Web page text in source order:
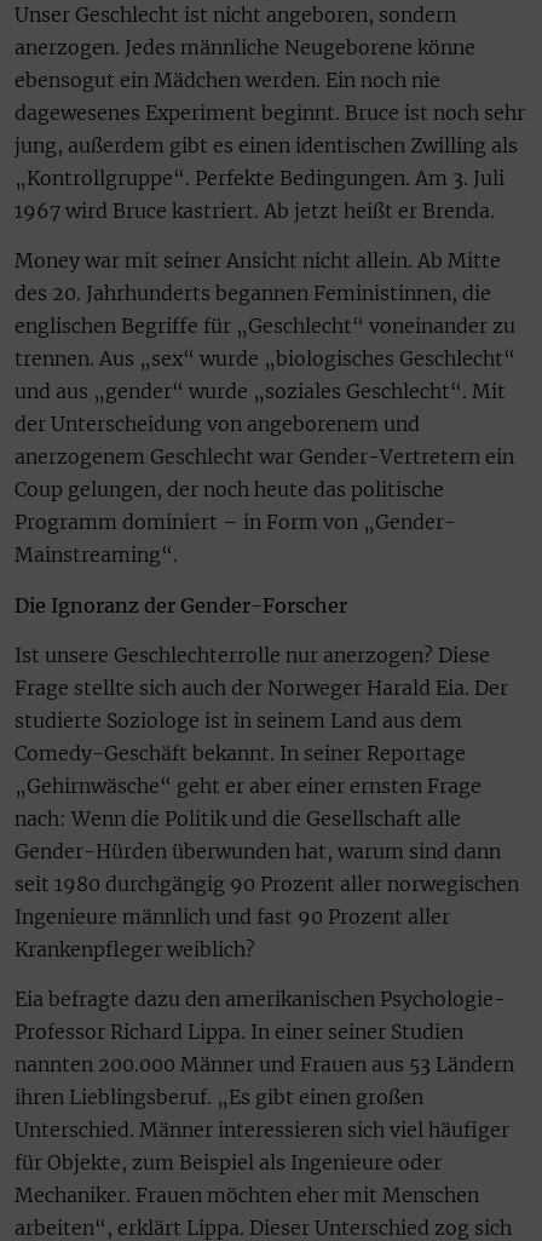
Unser Geschlecht ist nicht angeboren, sondern
anerzogen. Jedes männliche Neugeborene könne
ebensogut ein Mädchen werden. Ein noch nie
dagewesenes Experiment beginnt. Bruce ist noch sehr
jung, außerdem gibt es einen identischen Zwilling als
„Kontrollgruppe“. Perfekte Bedingungen. Am 3. Juli
1967 wird Bruce kastriert. Ab jetzt heißt er Brenda.
Money war mit seiner Ansicht nicht allein. Ab Mitte
des 20. Jahrhunderts begannen Feministinnen, die
englischen Begriffe für „Geschlecht“ voneinander zu
trennen. Aus „sex“ wurde „biologisches Geschlecht“
und aus „gender“ wurde „soziales Geschlecht“. Mit
der Unterscheidung von angeborenem und
anerzogenem Geschlecht war Gender-Vertretern ein
Coup gelungen, der noch heute das politische
Programm dominiert – in Form von „Gender-
Mainstreaming“.
Die Ignoranz der Gender-Forscher
Ist unsere Geschlechterrolle nur anerzogen? Diese
Frage stellte sich auch der Norweger Harald Eia. Der
studierte Soziologe ist in seinem Land aus dem
Comedy-Geschäft bekannt. In seiner Reportage
„Gehirnwäsche“ geht er aber einer ernsten Frage
nach: Wenn die Politik und die Gesellschaft alle
Gender-Hürden überwunden hat, warum sind dann
seit 1980 durchgängig 90 Prozent aller norwegischen
Ingenieure männlich und fast 90 Prozent aller
Krankenpfleger weiblich?
Eia befragte dazu den amerikanischen Psychologie-
Professor Richard Lippa. In einer seiner Studien
nannten 200.000 Männer und Frauen aus 53 Ländern
ihren Lieblingsberuf. „Es gibt einen großen
Unterschied. Männer interessieren sich viel häufiger
für Objekte, zum Beispiel als Ingenieure oder
Mechaniker. Frauen möchten eher mit Menschen
arbeiten“, erklärt Lippa. Dieser Unterschied zog sich